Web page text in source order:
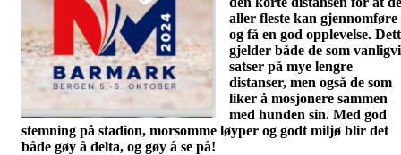
aller fleste kan gjennomføre
og få en god opplevelse.
gjelder både de som
satser på mye lengre
distanser, men også de som
liker å mosjonere sammen
med hunden sin. Med god
stemning på stadion, morsomme løyper og godt miljø blir det
både gøy å delta, og gøy å se på!